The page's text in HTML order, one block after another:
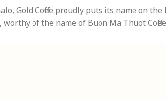
Gold Coffee proudly puts its name on
of the name of Buon Ma Thuot